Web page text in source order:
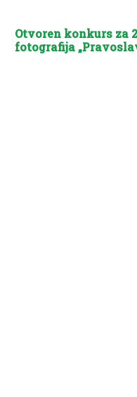
Otvoren konkurs za
fotografija